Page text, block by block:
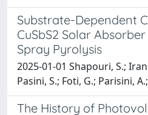
Substrate-Dependent
CuSbS2 Solar
Spray Pyrolysis
2025-01-01 Shapouri, S.;
Pasini, S.; Foti, G.; Parisini,
The History of